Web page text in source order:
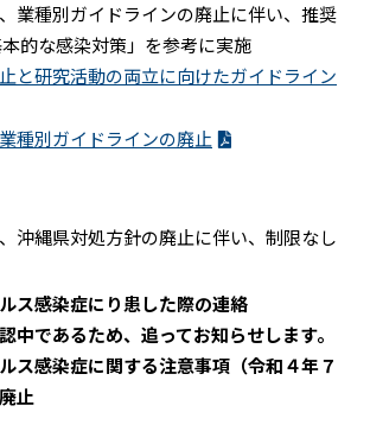
業種別ガイドラインの廃止に伴い、推奨
的な感染対策」を参考に実施
と研究活動の両立に向けたガイドライン
種別ガイドラインの廃止
沖縄県対処方針の廃止に伴い、制限なし
ス感染症にり患した際の連絡
中であるため、追ってお知らせします。
ス感染症に関する注意事項（令和４年７
止